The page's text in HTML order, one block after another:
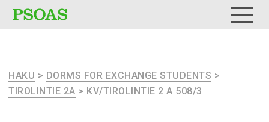
HAKU > DORMS FOR EXCHANGE STUDENTS >
TIROLINTIE 2A > KV/TIROLINTIE 2 A 508/3